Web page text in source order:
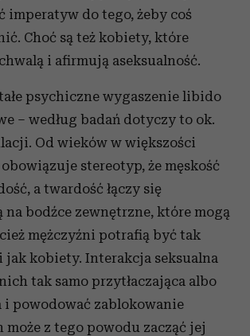
imperatyw do tego, żeby coś
Choć są też kobiety, które
i afirmują aseksualność.
psychiczne wygaszenie libido
– według badań dotyczy to ok.
Od wieków w większości
obowiązuje stereotyp, że męskość
a twardość łączy się
na bodźce zewnętrzne, które mogą
mężczyźni potrafią być tak
jak kobiety. Interakcja seksualna
tak samo przytłaczająca albo
powodować zablokowanie
może z tego powodu zacząć jej